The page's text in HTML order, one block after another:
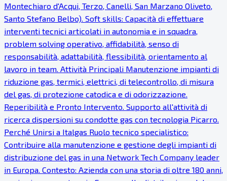
Montechiaro d'Acqui, Terzo, Canelli, San Marzano Oliveto,
Santo Stefano Belbo). Soft skills: Capacità di effettuare
interventi tecnici articolati in autonomia e in squadra,
problem solving operativo, affidabilità, senso di
responsabilità, adattabilità, flessibilità, orientamento al
lavoro in team. Attività Principali Manutenzione impianti di
riduzione gas, termici, elettrici, di telecontrollo, di misura
del gas, di protezione catodica e di odorizzazione.
Reperibilità e Pronto Intervento. Supporto all'attività di
ricerca dispersioni su condotte gas con tecnologia Picarro.
Perché Unirsi a Italgas Ruolo tecnico specialistico:
Contribuire alla manutenzione e gestione degli impianti di
distribuzione del gas in una Network Tech Company leader
in Europa. Contesto: Azienda con una storia di oltre 180 anni,